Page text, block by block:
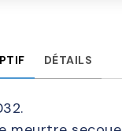
DÉTAILS